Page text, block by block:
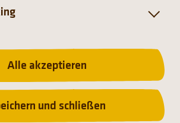
Rasem Baban.
Alle akzeptieren
und schließen